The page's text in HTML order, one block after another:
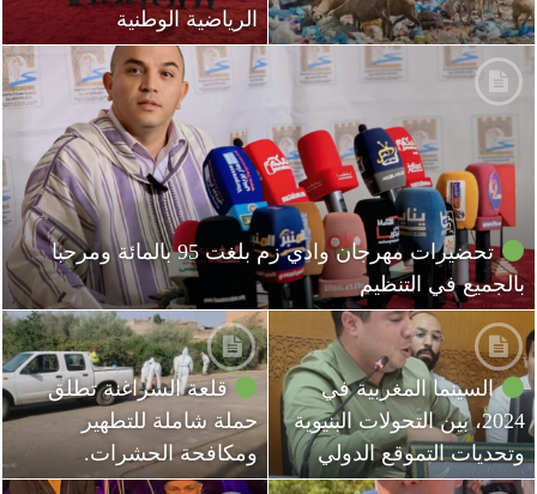
الرياضية الوطنية
تحضيرات مهرجان وادي زم بلغت 95 بالمائة ومرحبا
بالجميع في التنظيم
السينما المغربية في
2024، بين التحولات البنيوية
وتحديات التموقع الدولي
قلعة السراغنة تطلق
حملة شاملة للتطهير
ومكافحة الحشرات.